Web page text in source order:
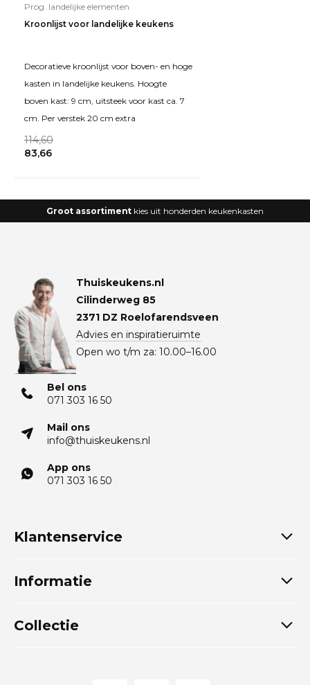
Prog. landelijke elementen
Kroonlijst voor landelijke keukens
Decoratieve kroonlijst voor boven- en hoge
kasten in landelijke keukens. Hoogte
boven kast: 9 cm, uitsteek voor kast ca. 7
cm. Per verstek 20 cm extra
114,60
83,66
Groot assortiment kies uit honderden keukenkasten
Thuiskeukens.nl
Cilinderweg 85
2371 DZ Roelofarendsveen
Advies en inspiratieruimte
Open wo t/m za: 10.00–16.00
Bel ons
071 303 16 50
Mail ons
info@thuiskeukens.nl
App ons
071 303 16 50
Klantenservice
Informatie
Collectie